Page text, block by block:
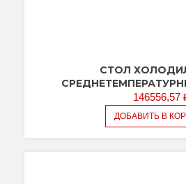
СТОЛ
146556,57
ДОБАВИТЬ В